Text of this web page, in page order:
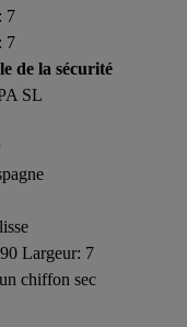
7
7
de la sécurité
SL
Largeur: 7
chiffon sec